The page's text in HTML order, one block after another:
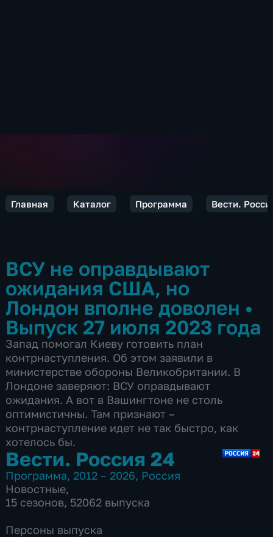
Главная Каталог Программа Вести.
ВСУ не оправдывают
ожидания США, но
Лондон вполне доволен •
Выпуск 27 июля 2023 года
Запад помогал Киеву готовить план
контрнаступления. Об этом заявили в
министерстве обороны Великобритании. В
Лондоне заверяют: ВСУ оправдывают
ожидания. А вот в Вашингтоне не столь
оптимистичны. Там признают –
контрнаступление идет не так быстро, как
хотелось бы.
Вести. Россия 24
Программа, 2012 – 2026, Россия
Новостные,
15 сезонов, 52062 выпуска
Персоны выпуска